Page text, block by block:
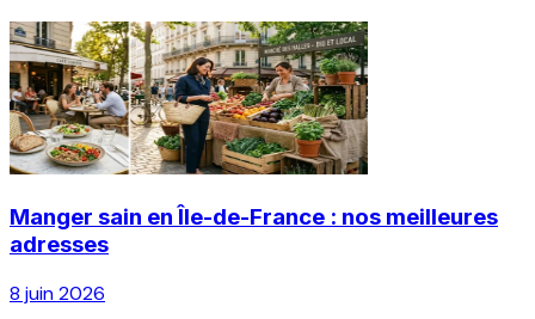
Manger sain en Île-de-France : nos meilleures
adresses
8 juin 2026